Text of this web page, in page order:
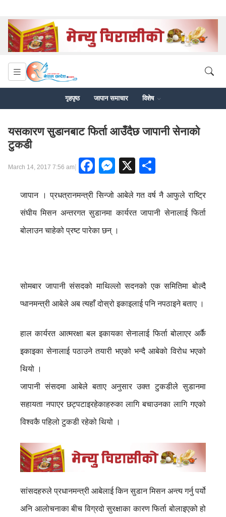
गृहपृष्ठ जापान समाचार विशेष
यसकारण सुडानबाट फिर्ता आउँदैछ जापानी सेनाको
टुकडी
March 14, 2017 7:56 am| Facebook
Messenger
X
जापान । प्रधत्रानमन्त्री सिन्जो आबेले गत वर्ष नै आफुले राष्ट्रि
संघीय मिसन अन्तरगत सुडानमा कार्यरत जापानी सेनालाई फिर्ता
बोलाउन चाहेको प्रष्ट पारेका छन् ।
सोमबार जापानी संसदको माथिल्लो सदनको एक समितिमा बोल्दै
प्धानमन्त्री आबेले अब त्यहाँ दोस्रो इकाइलाई पनि नपठाइने बताए ।
हाल कार्यरत आत्मरक्षा बल इकायका सेनालाई फिर्ता बोलाएर अर्कै
इकाइका सेनालाई पठाउने तयारी भएको भन्दै आबेको विरोध भएको
थियो ।
जापानी संसदमा आबेले बताए अनुसार उक्त टुकडीले सुडानमा
सहायता नपाएर छट्पटाइरहेकाहरुका लागि बचाउनका लागि गएको
विश्वकै पहिलो टुकडी रहेको थियो ।
सांसदहरुले प्रधानमन्त्री आबेलाई किन सुडान मिसन अन्त्य गर्नु पर्यो
अनि आलोचनाका बीच विग्रदो सुरक्षाका कारण फिर्ता बोलाइएको हो